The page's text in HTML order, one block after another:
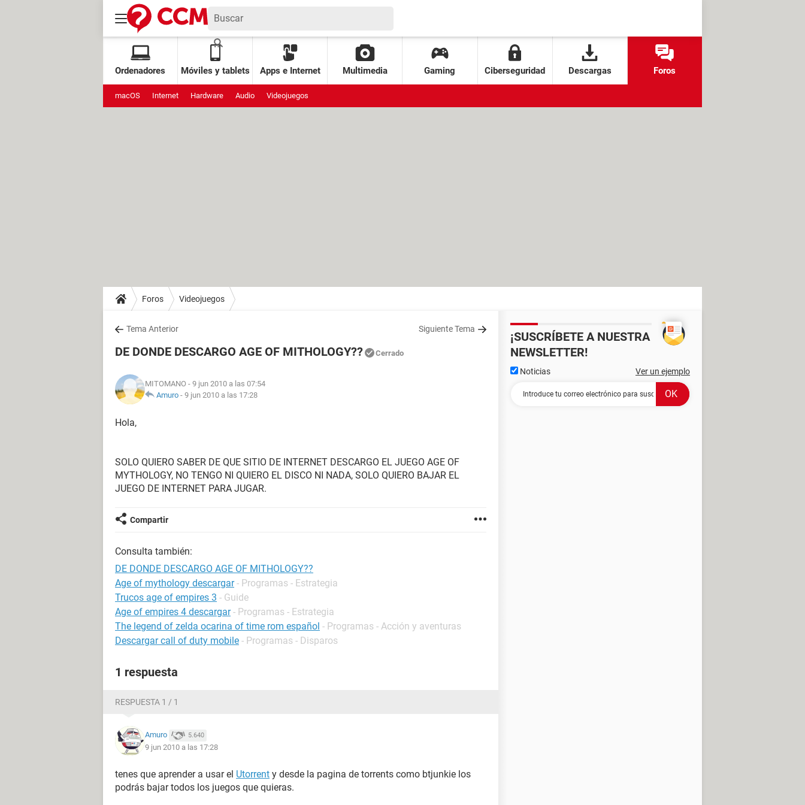
Ordenadores Móviles y tablets Apps e Internet Multimedia Gaming Ciberseguridad Descargas Foros
macOS Internet Hardware Audio Videojuegos
Foros Videojuegos
Tema Anterior Siguiente Tema
DE DONDE DESCARGO AGE OF MITHOLOGY?? Cerrado
MITOMANO - 9 jun 2010 a las 07:54
Amuro - 9 jun 2010 a las 17:28
Hola,
SOLO QUIERO SABER DE QUE SITIO DE INTERNET DESCARGO EL JUEGO AGE OF
MYTHOLOGY, NO TENGO NI QUIERO EL DISCO NI NADA, SOLO QUIERO BAJAR EL
JUEGO DE INTERNET PARA JUGAR.
Compartir
Consulta también:
DE DONDE DESCARGO AGE OF MITHOLOGY??
Age of mythology descargar - Programas - Estrategia
Trucos age of empires 3 - Guide
Age of empires 4 descargar - Programas - Estrategia
The legend of zelda ocarina of time rom español - Programas - Acción y aventuras
Descargar call of duty mobile - Programas - Disparos
1 respuesta
RESPUESTA 1 / 1
Amuro 5.640
9 jun 2010 a las 17:28
tenes que aprender a usar el Utorrent y desde la pagina de torrents como btjunkie los
podrás bajar todos los juegos que quieras.
¡SUSCRÍBETE A NUESTRA
NEWSLETTER!
Noticias Ver un ejemplo